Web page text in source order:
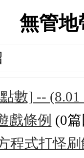
無管地
數] -- (8.01
戲條例 (0
程式打怪